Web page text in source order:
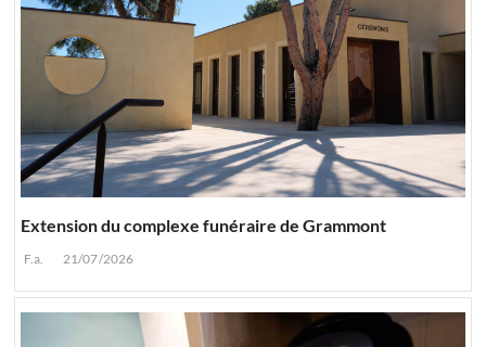
Extension du complexe funéraire de Grammont
F.a. 21/07/2026